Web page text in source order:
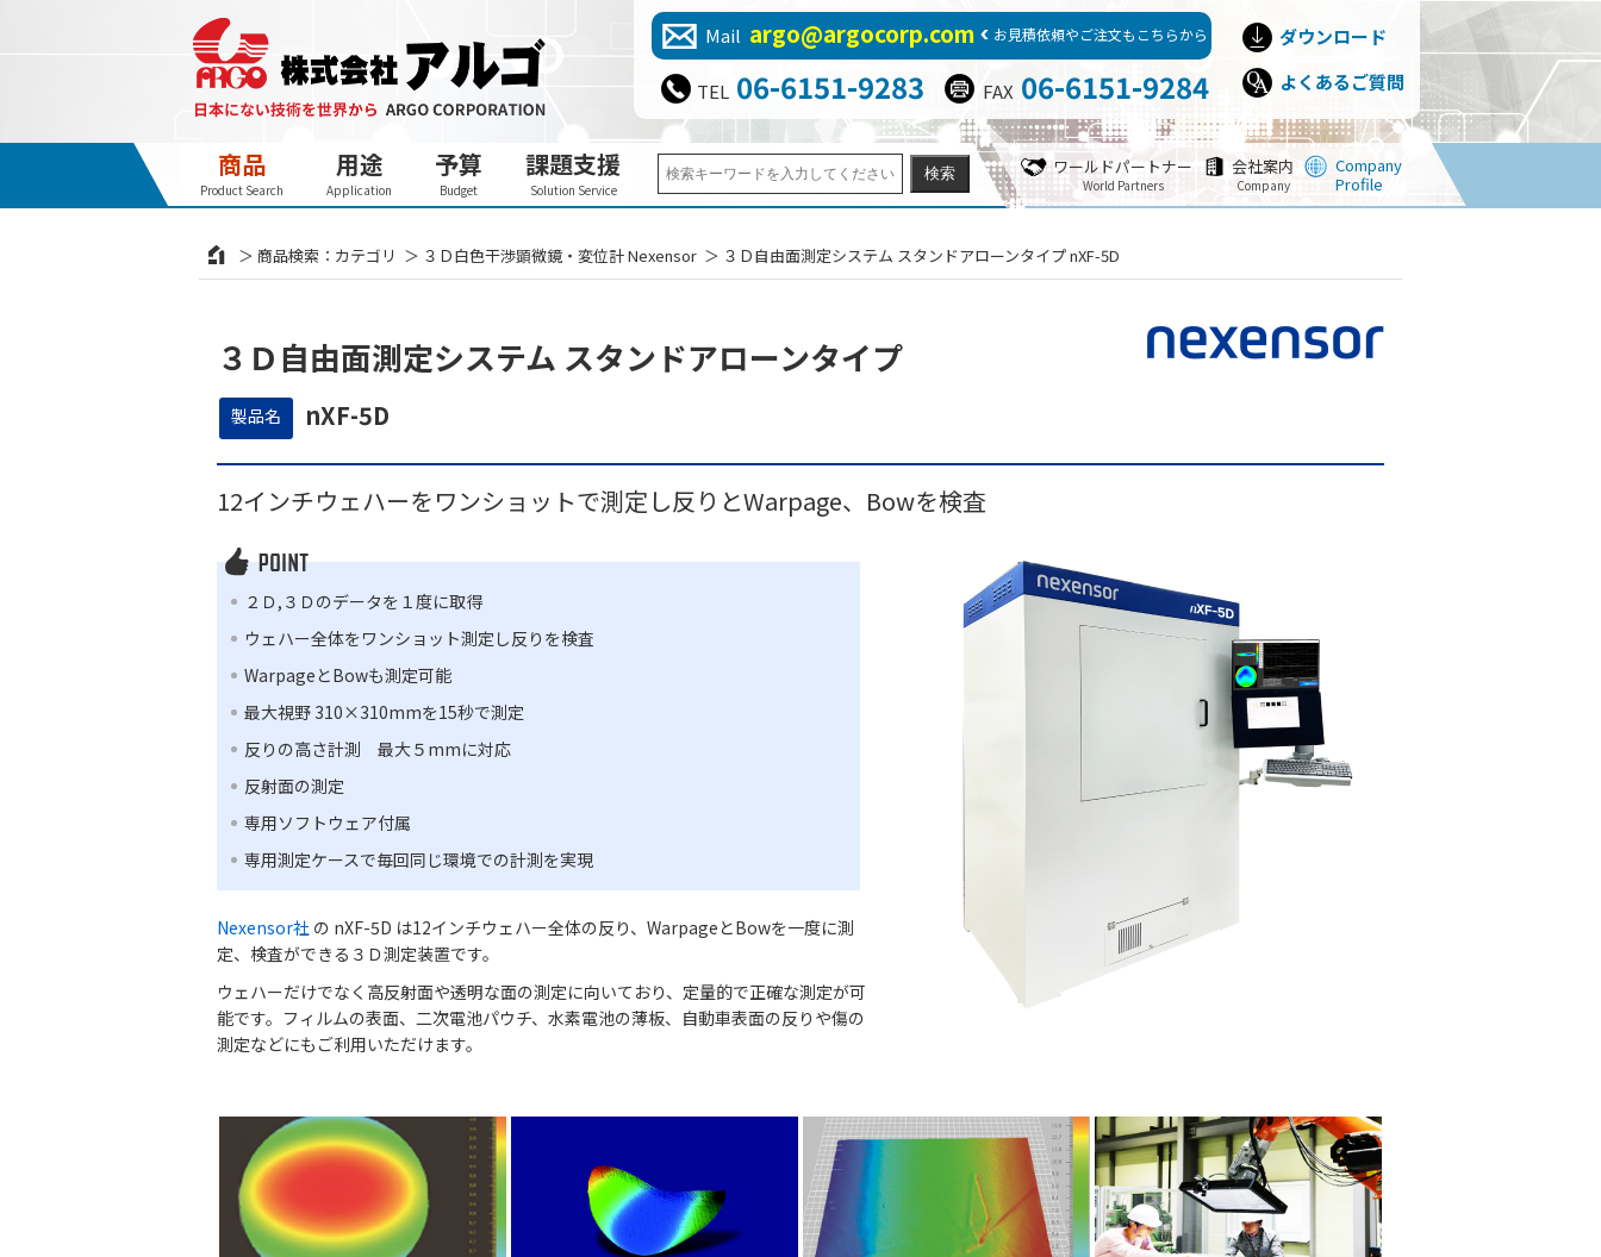
Mail argo@argocorp.com お見積依頼やご注文もこちらから
TEL 06-6151-9283 FAX 06-6151-9284
ダウンロード
よくあるご質問
商品
Product Search
用途
Application
予算
Budget
課題支援
Solution Service
ワールドパートナー
World Partners
会社案内
Company
Company
Profile
商品検索：カテゴリ ３Ｄ白色干渉顕微鏡・変位計 Nexensor ３Ｄ自由面測定システム スタンドアローンタイプ nXF-5D
３Ｄ自由面測定システム スタンドアローンタイプ
製品名 nXF-5D
12インチウェハーをワンショットで測定し反りとWarpage、Bowを検査
２Ｄ,３Ｄのデータを１度に取得
ウェハー全体をワンショット測定し反りを検査
WarpageとBowも測定可能
最大視野 310×310mmを15秒で測定
反りの高さ計測 最大５mmに対応
反射面の測定
専用ソフトウェア付属
専用測定ケースで毎回同じ環境での計測を実現
Nexensor社 の nXF-5D は12インチウェハー全体の反り、WarpageとBowを一度に測
定、検査ができる３Ｄ測定装置です。
ウェハーだけでなく高反射面や透明な面の測定に向いており、定量的で正確な測定が可
能です。フィルムの表面、二次電池パウチ、水素電池の薄板、自動車表面の反りや傷の
測定などにもご利用いただけます。